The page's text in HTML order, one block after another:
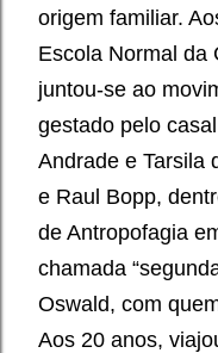
origem familiar.
Escola Normal da
juntou-se ao
gestado pelo
Andrade e Tarsila
e Raul Bopp,
de Antropofagia
chamada
Oswald, com
Aos 20 anos,